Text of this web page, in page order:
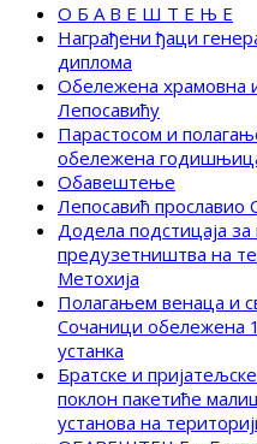
О Б А В Е Ш Т Е Њ Е
Награђени ђаци
диплома
Обележена храмовна
Лепосавићу
Парастосом и
обележена
Обавештење
Лепосавић прославио
Додела подстицаја
предузетништва на
Метохија
Полагањем венаца и
Сочаници обележена
устанка
Братске и
поклон пакетиће
установа на